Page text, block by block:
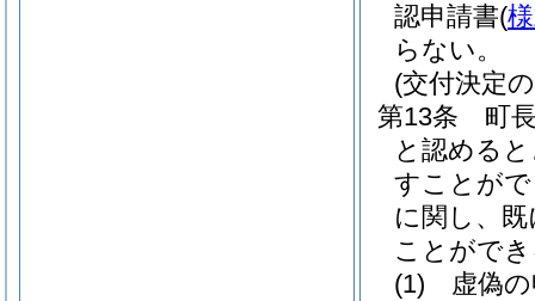
認申請書(
らない。
(交付決定
第13条
町
と認める
すことが
に関し、
ことがで
(1)
虚偽